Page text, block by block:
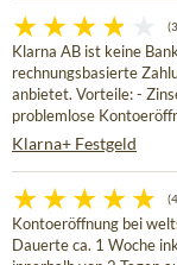
Klarna AB ist keine
rechnungsbasierte
anbietet. Vorteile: -
problemlose
Klarna+ Festgeld
Kontoeröffnung bei
Dauerte ca. 1 Woche